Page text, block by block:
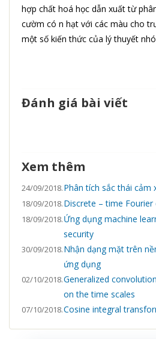
hợp chất hoá học dẫn xuất từ
cườm có n hạt với các màu cho
một số kiến thức của lý thuyết
Đánh giá bài viết
Xem thêm
24/09/2018.Phân tích sắc thái cảm
18/09/2018.Discrete – time
18/09/2018.Ứng dụng machine
security
30/09/2018.Nhận dạng mặt trên
ứng dụng
02/10/2018.Generalized
on the time scales
07/10/2018.Cosine integral